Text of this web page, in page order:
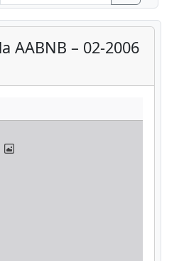
AABNB – 02-2006